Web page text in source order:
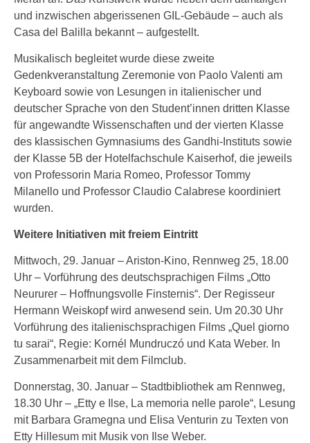
und inzwischen abgerissenen GIL-Gebäude – auch als
Casa del Balilla bekannt – aufgestellt.
Musikalisch begleitet wurde diese zweite
Gedenkveranstaltung Zeremonie von Paolo Valenti am
Keyboard sowie von Lesungen in italienischer und
deutscher Sprache von den Student’innen dritten Klasse
für angewandte Wissenschaften und der vierten Klasse
des klassischen Gymnasiums des Gandhi-Instituts sowie
der Klasse 5B der Hotelfachschule Kaiserhof, die jeweils
von Professorin Maria Romeo, Professor Tommy
Milanello und Professor Claudio Calabrese koordiniert
wurden.
Weitere Initiativen mit freiem Eintritt
Mittwoch, 29. Januar – Ariston-Kino, Rennweg 25, 18.00
Uhr – Vorführung des deutschsprachigen Films „Otto
Neururer – Hoffnungsvolle Finsternis“. Der Regisseur
Hermann Weiskopf wird anwesend sein. Um 20.30 Uhr
Vorführung des italienischsprachigen Films „Quel giorno
tu sarai“, Regie: Kornél Mundruczó und Kata Weber. In
Zusammenarbeit mit dem Filmclub.
Donnerstag, 30. Januar – Stadtbibliothek am Rennweg,
18.30 Uhr – „Etty e Ilse, La memoria nelle parole“, Lesung
mit Barbara Gramegna und Elisa Venturin zu Texten von
Etty Hillesum mit Musik von Ilse Weber.